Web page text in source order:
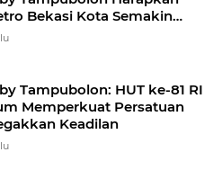
Bekasi Kota Semakin
dan Humanis
Tampubolon: HUT ke-81 RI
Memperkuat Persatuan
Keadilan